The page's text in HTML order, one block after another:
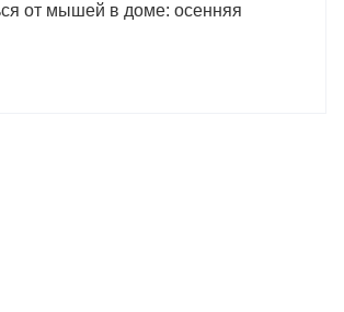
от мышей в доме: осенняя